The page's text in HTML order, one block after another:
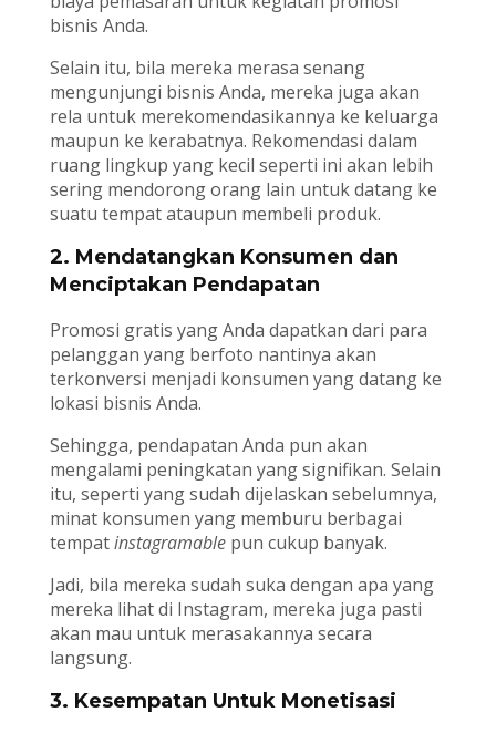
bisnis Anda.
Selain itu, bila mereka merasa senang
mengunjungi bisnis Anda, mereka juga akan
rela untuk merekomendasikannya ke keluarga
maupun ke kerabatnya. Rekomendasi dalam
ruang lingkup yang kecil seperti ini akan lebih
sering mendorong orang lain untuk datang ke
suatu tempat ataupun membeli produk.
2. Mendatangkan Konsumen dan
Menciptakan Pendapatan
Promosi gratis yang Anda dapatkan dari para
pelanggan yang berfoto nantinya akan
terkonversi menjadi konsumen yang datang ke
lokasi bisnis Anda.
Sehingga, pendapatan Anda pun akan
mengalami peningkatan yang signifikan. Selain
itu, seperti yang sudah dijelaskan sebelumnya,
minat konsumen yang memburu berbagai
tempatinstagramablepun cukup banyak.
Jadi, bila mereka sudah suka dengan apa yang
mereka lihat di Instagram, mereka juga pasti
akan mau untuk merasakannya secara
langsung.
3. Kesempatan Untuk Monetisasi